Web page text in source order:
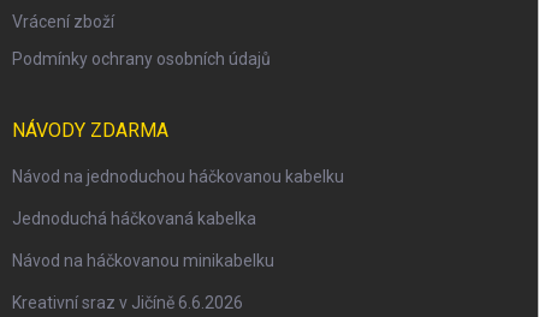
Vrácení zboží
Podmínky ochrany osobních údajů
NÁVODY ZDARMA
Návod na jednoduchou háčkovanou kabelku
Jednoduchá háčkovaná kabelka
Návod na háčkovanou minikabelku
Kreativní sraz v Jičíně 6.6.2026